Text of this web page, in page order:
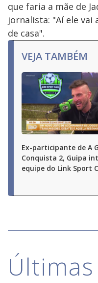
que faria a mãe de
jornalista: "Aí ele
de casa".
VEJA TAMBÉM
Ex-participante de A
Conquista 2, Guipa
equipe do Link Sport
Últimas